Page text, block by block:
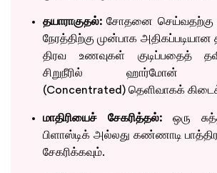
தயாராகுதல்: சோதனை செய்வதற்கு
நேரத்திற்கு முன்பாக
திரவ உணவுகள் குடிப்பதைத்
சிறுநீரில் ஹார்மோன்
(Concentrated) தெளிவாகக்
மாதிரியைச் சேகரித்தல்: ஒரு
பிளாஸ்டிக் அல்லது கண்ணாடி
சேகரிக்கவும்.